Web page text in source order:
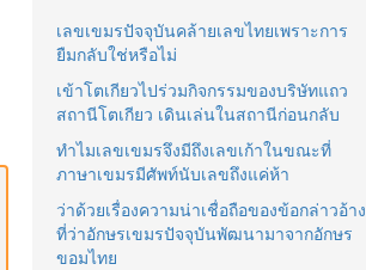
เลขเขมรปัจจุบันคล้ายเลขไทยเพราะการ
ยืมกลับใช่หรือไม่
เข้าโตเกียวไปร่วมกิจกรรมของบริษัทแถว
สถานีโตเกียว เดินเล่นในสถานีก่อนกลับ
ทำไมเลขเขมรจึงมีถึงเลขเก้าในขณะที่
ภาษาเขมรมีศัพท์นับเลขถึงแค่ห้า
ว่าด้วยเรื่องความน่าเชื่อถือของข้อกล่าวอ้าง
ที่ว่าอักษรเขมรปัจจุบันพัฒนามาจากอักษร
ขอมไทย